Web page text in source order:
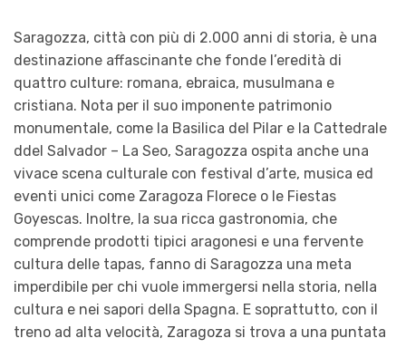
Saragozza, città con più di 2.000 anni di storia, è una
destinazione affascinante che fonde l’eredità di
quattro culture: romana, ebraica, musulmana e
cristiana. Nota per il suo imponente patrimonio
monumentale, come la Basilica del Pilar e la Cattedrale
ddel Salvador – La Seo, Saragozza ospita anche una
vivace scena culturale con festival d’arte, musica ed
eventi unici come Zaragoza Florece o le Fiestas
Goyescas. Inoltre, la sua ricca gastronomia, che
comprende prodotti tipici aragonesi e una fervente
cultura delle tapas, fanno di Saragozza una meta
imperdibile per chi vuole immergersi nella storia, nella
cultura e nei sapori della Spagna. E soprattutto, con il
treno ad alta velocità, Zaragoza si trova a una puntata